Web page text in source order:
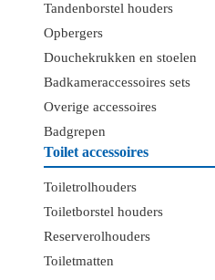
Tandenborstel houders
Opbergers
Douchekrukken en stoelen
Badkameraccessoires sets
Overige accessoires
Badgrepen
Toilet accessoires
Toiletrolhouders
Toiletborstel houders
Reserverolhouders
Toiletmatten